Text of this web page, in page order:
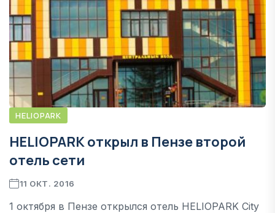
HELIOPARK
HELIOPARK открыл в Пензе второй
отель сети
11 ОКТ. 2016
1 октября в Пензе открылся отель HELIOPARK City